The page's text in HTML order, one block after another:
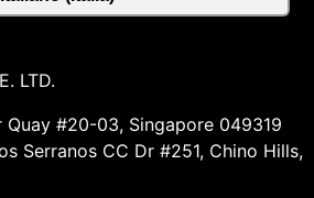
LTD.
#20-03, Singapore 049319
Serranos CC Dr #251, Chino Hills,